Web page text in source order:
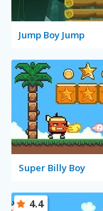
Jump Boy Jump
Super Billy Boy
4.4